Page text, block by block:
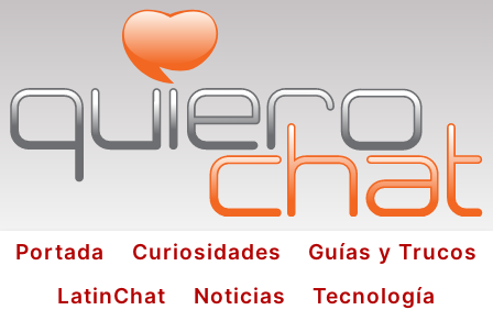
Portada Curiosidades
Guías y Trucos
LatinChat
Noticias
Tecnología